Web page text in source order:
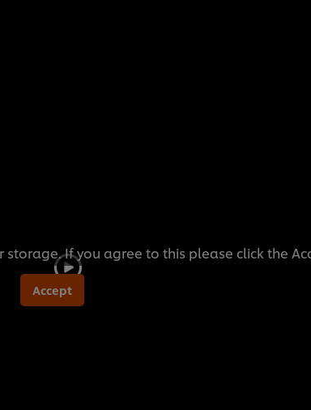
If you agree to this please click the
Accept